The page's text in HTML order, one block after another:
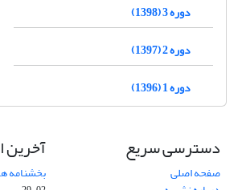
دوره 3 (1398)
دوره 2 (1397)
دوره 1 (1396)
دسترسی سریع
صفحه اصلی
آخرین
بخشنامه